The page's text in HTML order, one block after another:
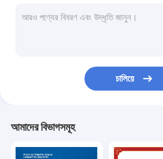
SMD সমাবেশ লাইন
চালিয়ে
আমাদের বিভাগসমূহ